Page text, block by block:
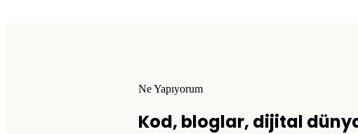
Ne Yapıyorum
Kod, bloglar, dijital